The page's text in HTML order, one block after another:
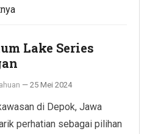
Lake Series
— 25 Mei 2024
di Depok, Jawa
perhatian sebagai pilihan